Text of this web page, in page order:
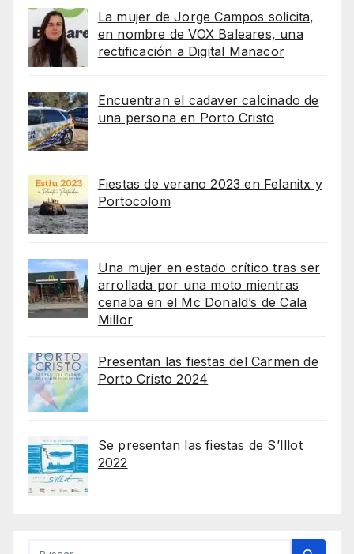
La mujer de Jorge Campos solicita,
en nombre de VOX Baleares, una
rectificación a Digital Manacor
Encuentran el cadaver calcinado de
una persona en Porto Cristo
Fiestas de verano 2023 en Felanitx y
Portocolom
Una mujer en estado crítico tras ser
arrollada por una moto mientras
cenaba en el Mc Donald’s de Cala
Millor
Presentan las fiestas del Carmen de
Porto Cristo 2024
Se presentan las fiestas de S’Illot
2022